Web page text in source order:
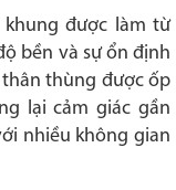
được làm từ
bền và sự ổn định
thùng được ốp
lại cảm giác gần
nhiều không gian